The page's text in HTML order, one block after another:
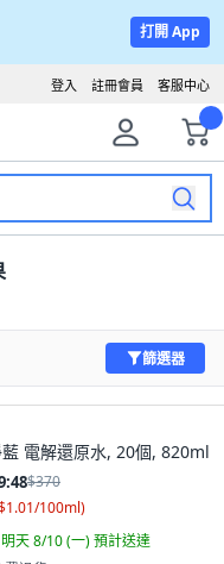
打開 App
客服中心
註冊會員
登入
篩選器
藍 電解還原水, 20個, 820ml
$370
100ml)
明天 8/10 (一)預計送達